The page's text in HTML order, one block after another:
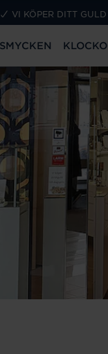
VI KÖPER DITT GULD
SMYCKEN